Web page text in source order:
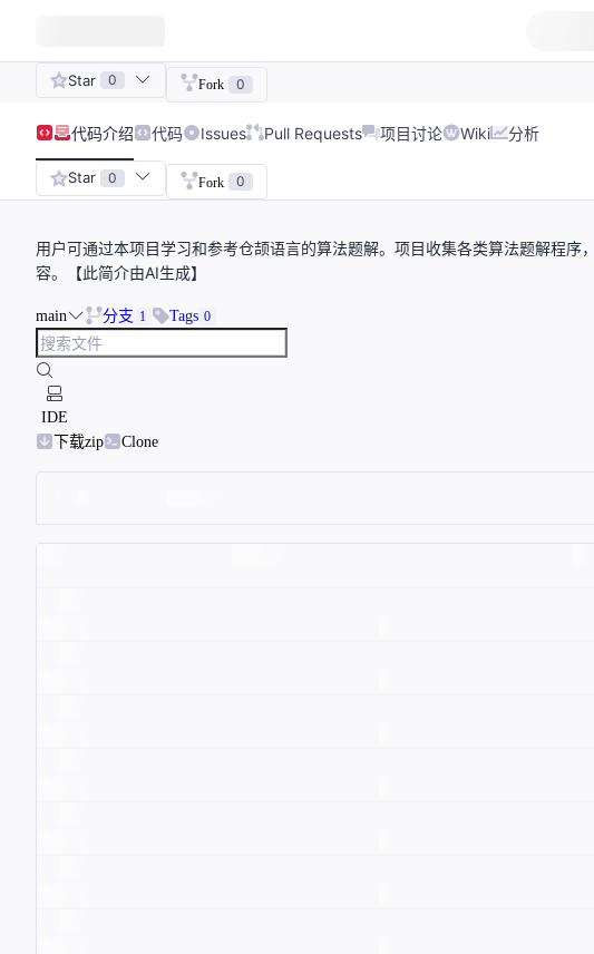
Star 0 Fork 0
代码介绍 代码 Issues Pull Requests 项目讨论 Wiki 分析
Star 0 Fork 0
用户可通过本项目学习和参考仓颉语言的算法题解。项目收集各类算法题解程
容。【此简介由AI生成】
main 分支 1 Tags 0
IDE
下载zip
Clone